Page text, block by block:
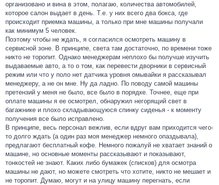
организовано и вина в этом, полагаю, количества автомобилей,
которое салон выдает в день. Т.е. у них всего два бокса, где
происходит приемка машины, а только при мне машины получали
как минимум 5 человек.
Поэтому чтобы не ждать, я согласился осмотреть машину в
сервисной зоне. В принципе, света там достаточно, по времени тоже
никто не торопит. Однако менеджерам неплохо бы получше изучить
выдаваемые авто, а то о том, как перевести дворники в сервисный
режим или что у поло нет датчика уровня омывайки я рассказывал
менеджеру, а не он мне. Ну да ладно. По поводу самой машины
претензий у меня не было, все было в порядке. Точнее, еще при
оплате машины я ее осмотрел, обнаружил негорящий свет в
багажнике и плохо складывающуюся спинку сиденья - к моменту
получения все было исправлено.
В принципе, весь персонал вежлив, если вдруг вам приходится чего-
то долго ждать (а один раз моя менеджер немного опаздывала),
предлагают бесплатный кофе. Немного пожалуй не хватает знаний о
машине, но основные моменты рассказывают и показывают,
тонкостей не знают. Каких либо бумажек (списков) для осмотра
машины не дают, но можете смотреть что хотите, никто не мешает и
не торопит. Думаю, могут и на улицу машину перегнать, если